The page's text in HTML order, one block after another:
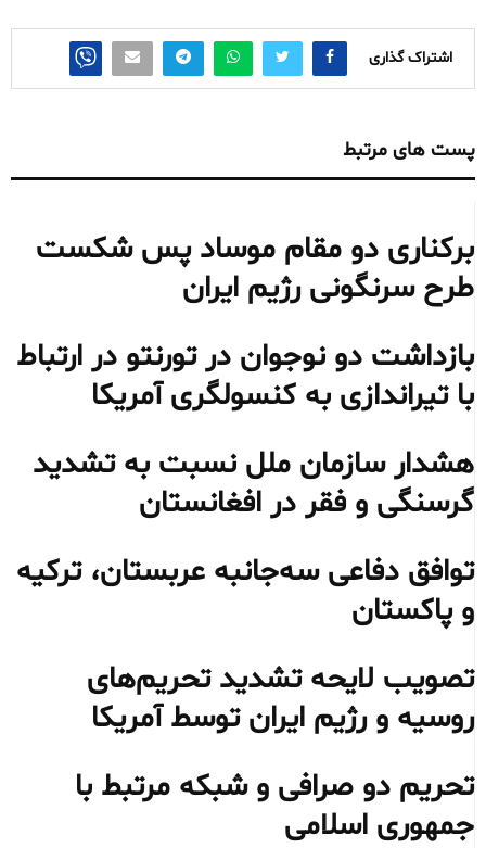
اشتراک گذاری
پست های مرتبط
برکناری دو مقام موساد پس شکست
طرح سرنگونی رژیم ایران
بازداشت دو نوجوان در تورنتو در ارتباط
با تیراندازی به کنسولگری آمریکا
هشدار سازمان ملل نسبت به تشدید
گرسنگی و فقر در افغانستان
توافق دفاعی سه‌جانبه عربستان، ترکیه
و پاکستان
تصویب لایحه تشدید تحریم‌های
روسیه و رژیم ایران توسط آمریکا
تحریم دو صرافی و شبکه مرتبط با
جمهوری اسلامی